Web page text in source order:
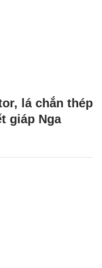
lá chắn thép
giáp Nga